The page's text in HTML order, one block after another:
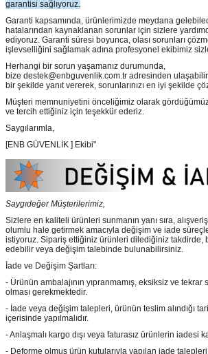
garantisi sağlıyoruz.
Garanti kapsamında, ürünlerimizde meydana
hatalarından kaynaklanan sorunlar için sizlere
ediyoruz. Garanti süresi boyunca, olası sorunları
işlevselliğini sağlamak adına profesyonel ekibimiz
Herhangi bir sorun yaşamanız durumunda,
bize destek@enbguvenlik.com.tr adresinden
bir şekilde yanıt vererek, sorunlarınızı en iyi şekilde
Müşteri memnuniyetini önceliğimiz olarak
ve tercih ettiğiniz için teşekkür ederiz.
Saygılarımla,
[ENB GÜVENLİK ] Ekibi"
Saygıdeğer Müşterilerimiz,
Sizlere en kaliteli ürünleri sunmanın yanı sıra,
olumlu hale getirmek amacıyla değişim ve iade
istiyoruz. Sipariş ettiğiniz ürünleri dilediğiniz takdirde,
edebilir veya değişim talebinde bulunabilirsiniz.
İade ve Değişim Şartları:
- Ürünün ambalajının yıpranmamış, eksiksiz ve tekrar
olması gerekmektedir.
- İade veya değişim talepleri, ürünün teslim alındığı
içerisinde yapılmalıdır.
- Anlaşmalı kargo dışı veya faturasız ürünlerin iadesi
- Deforme olmuş ürün kutularıyla yapılan iade talepleri